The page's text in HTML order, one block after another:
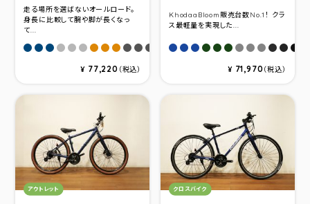
走る場所を選ばないオールロード。
身長に比較して腕や脚が長くなっ
て...
ダークブルー(サイズ420)
ダークブルー(サイズ460)
ダークブルー(サイズ500)
マットグレー(サイズ420)
マットグレー(サイズ460)
マットグレー(サイズ500)
オレンジ(サイズ420)
オレンジ(サイズ460)
オレンジ(サイズ500)
チャコールブラック(サイズ420)
チャコールブラック(サイズ460)
チャコールブラック(サイズ500)
¥ 77,220 （税込）
KhodaaBloom販売台数No.1！ クラ
ス最軽量を実現した...
マットダークブルー(サイズ
マットダークブルー(サイ
マットダークブルー(サ
マットダ－クグリ－
マットダ－クグリ
マットダ－クグ
マットソリッ
マットソリ
マットソ
マット
マッ
マ
¥ 71,970（税込）
カテゴリ：
アウトレット カテゴリ：
クロスバイク